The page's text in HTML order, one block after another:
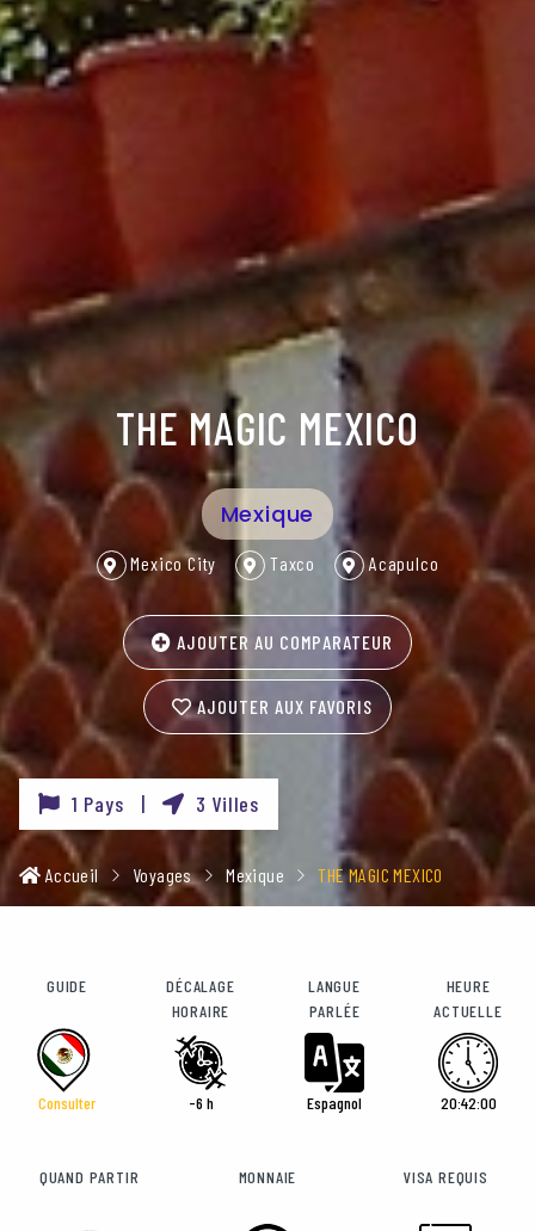
THE MAGIC MEXICO
Mexique
Mexico City Taxco Acapulco
AJOUTER AU COMPARATEUR
AJOUTER AUX FAVORIS
1 Pays | 3 Villes
Accueil Voyages Mexique THE MAGIC MEXICO
GUIDE
Consulter
DÉCALAGE
HORAIRE
-6 h
LANGUE
PARLÉE
Espagnol
HEURE
ACTUELLE
20:42:02
QUAND PARTIR MONNAIE VISA REQUIS